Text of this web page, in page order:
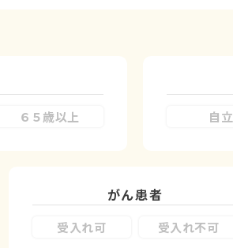
６５歳以上 自立
がん患者
受入れ可 受入れ不可